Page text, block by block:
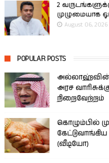
2
முழுமையாக
August 06, 2026
POPULAR POSTS
அல்லாஹ்வின்
அரச
நிறைவேற்றம்
கொழும்பில்
(வீடியோ)